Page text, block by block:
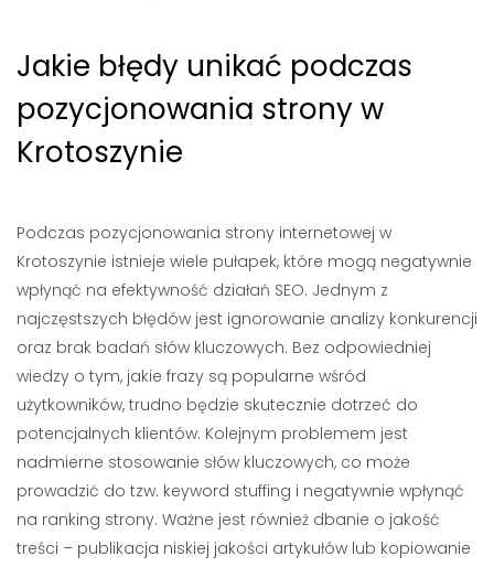
Jakie błędy unikać podczas
pozycjonowania strony w
Krotoszynie
Podczas pozycjonowania strony internetowej w
Krotoszynie istnieje wiele pułapek, które mogą negatywnie
wpłynąć na efektywność działań SEO. Jednym z
najczęstszych błędów jest ignorowanie analizy konkurencji
oraz brak badań słów kluczowych. Bez odpowiedniej
wiedzy o tym, jakie frazy są popularne wśród
użytkowników, trudno będzie skutecznie dotrzeć do
potencjalnych klientów. Kolejnym problemem jest
nadmierne stosowanie słów kluczowych, co może
prowadzić do tzw. keyword stuffing i negatywnie wpłynąć
na ranking strony. Ważne jest również dbanie o jakość
treści – publikacja niskiej jakości artykułów lub kopiowanie